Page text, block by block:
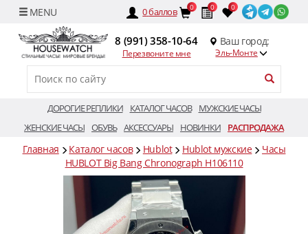
0баллов 0 0 0
8 (991) 358-10-64
Перезвоните мне
Ваш город:
Эль-Монте
ДОРОГИЕ РЕПЛИКИ КАТАЛОГ ЧАСОВ
МУЖСКИЕ ЧАСЫ
ЖЕНСКИЕ ЧАСЫ ОБУВЬ АКСЕССУАРЫ НОВИНКИ РАСПРОДАЖА
Главная Каталог часов Hublot Hublot мужские
Часы
HUBLOT Big Bang Chronograph H106110